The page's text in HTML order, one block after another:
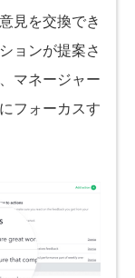
見を交換でき
ョンが提案さ
マネージャー
フォーカスす